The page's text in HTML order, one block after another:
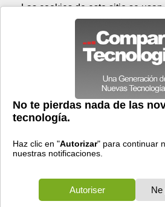
Prensa Videos
> hexnode nombra
hexnode nombra
1 resultado Ordenar
Jueves 06 de agosto - 08:14
Las cookies de este sitio se
contenido y los anuncios, para
sociales y para analizar el tráfico.
información sobre el uso que haga
partners de medios sociales, de
web.
OK